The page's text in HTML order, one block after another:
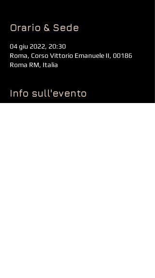
Orario & Sede
04 giu 2022, 20:30
Roma, Corso Vittorio Emanuele II, 00186
Roma RM, Italia
Info sull'evento